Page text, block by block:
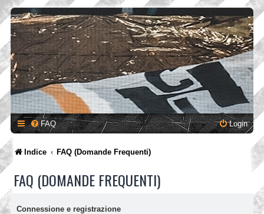
FAQ Login
Indice FAQ (Domande Frequenti)
FAQ (DOMANDE FREQUENTI)
Connessione e registrazione